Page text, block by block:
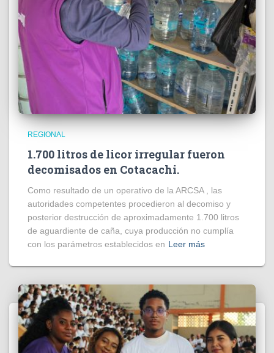
REGIONAL
1.700 litros de licor irregular fueron
decomisados en Cotacachi.
Como resultado de un operativo de la ARCSA , las
autoridades competentes procedieron al decomiso y
posterior destrucción de aproximadamente 1.700 litros
de aguardiente de caña, cuya producción no cumplía
con los parámetros establecidos en Leer más